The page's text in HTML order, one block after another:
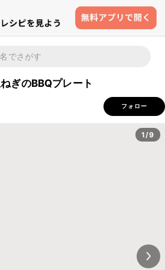
ぎのBBQプレート
フォロー
1/9